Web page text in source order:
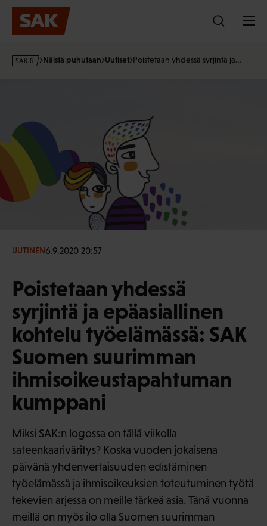
Hyppää
sisältöön
s
Näistä puhutaan Uutiset Poistetaan yhdessä syrjintä ja…
UUTINEN6.9.2020 20:57
Poistetaan yhdessä
syrjintä ja epäasiallinen
kohtelu työelämässä: SAK
Suomen suurimman
ihmisoikeustapahtuman
kumppani
Miksi SAK:n logossa on tällä viikolla
sateenkaariväritys? Koska vuoden jokaisena
päivänä yhdenvertaisuuden edistäminen
työelämässä ja ihmisoikeuksien toteutuminen työtä
tekevien arjessa on meille tärkeä asia. Tänä vuonna
meillä on myös ilo olla Suomen suurimman